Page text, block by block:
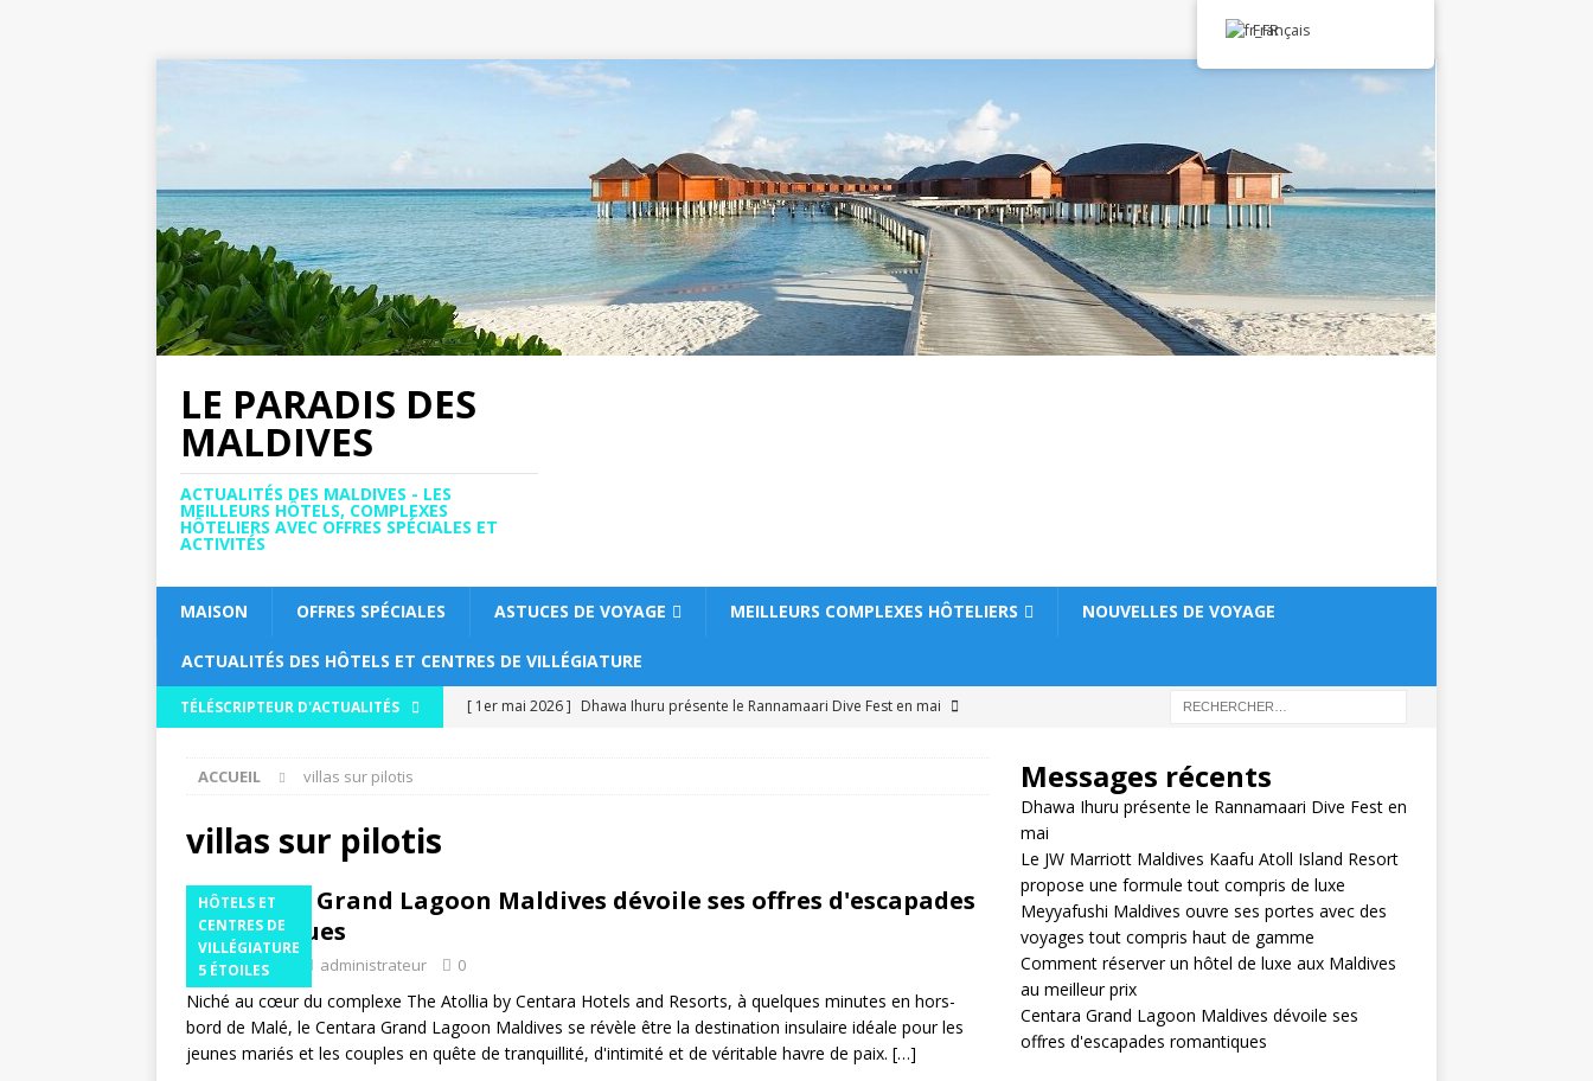
LE PARADIS DES
MALDIVES
ACTUALITÉS DES MALDIVES - LES
MEILLEURS HÔTELS, COMPLEXES
HÔTELIERS AVEC OFFRES SPÉCIALES ET
ACTIVITÉS
MAISON OFFRES SPÉCIALES ASTUCES DE VOYAGE MEILLEURS COMPLEXES HÔTELIERS NOUVELLES DE VOYAGE
ACTUALITÉS DES HÔTELS ET CENTRES DE VILLÉGIATURE
TÉLÉSCRIPTEUR D'ACTUALITÉS [ 1er mai 2026 ] Dhawa Ihuru présente le Rannamaari Dive Fest en mai
[ 30 avril 2026 ] Meyyafushi Maldives ouvre ses portes avec des voyages
[ 29 avril 2026 ] Comment réserver un hôtel de luxe aux Maldives au
meilleur prix
NOUVELLES DE VOYAGE
ACCUEIL villas sur pilotis
villas sur pilotis
HÔTELS ET
CENTRES DE
VILLÉGIATURE
5 ÉTOILES
Centara Grand Lagoon Maldives dévoile ses offres d'escapades
romantiques
27 avril 2026 administrateur 0
Niché au cœur du complexe The Atollia by Centara Hotels and Resorts, à quelques minutes en hors-
bord de Malé, le Centara Grand Lagoon Maldives se révèle être la destination insulaire idéale pour les
jeunes mariés et les couples en quête de tranquillité, d'intimité et de véritable havre de paix. […]
Messages récents
Dhawa Ihuru présente le Rannamaari Dive Fest en
mai
Le JW Marriott Maldives Kaafu Atoll Island Resort
propose une formule tout compris de luxe
Meyyafushi Maldives ouvre ses portes avec des
voyages tout compris haut de gamme
Comment réserver un hôtel de luxe aux Maldives
au meilleur prix
Centara Grand Lagoon Maldives dévoile ses
offres d'escapades romantiques
Français